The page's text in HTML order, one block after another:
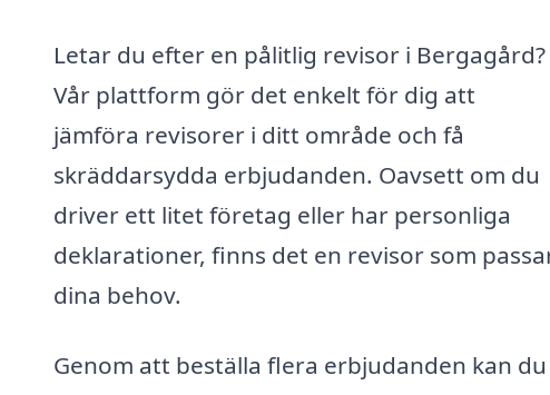
Letar du efter en pålitlig revisor i Bergagård?
Vår plattform gör det enkelt för dig att
jämföra revisorer i ditt område och få
skräddarsydda erbjudanden. Oavsett om du
driver ett litet företag eller har personliga
deklarationer, finns det en revisor som
dina behov.
Genom att beställa flera erbjudanden kan du